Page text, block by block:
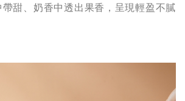
甜、奶香中透出果香，呈現輕盈不膩